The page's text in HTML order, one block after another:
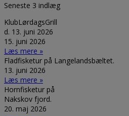
Seneste 3 indlæg
KlubLørdagsGrill
d. 13. juni 2026
15. juni 2026
Læs mere »
Fladfisketur på Langelandsbæltet.
13. juni 2026
Læs mere »
Hornfisketur på
Nakskov fjord.
20. maj 2026